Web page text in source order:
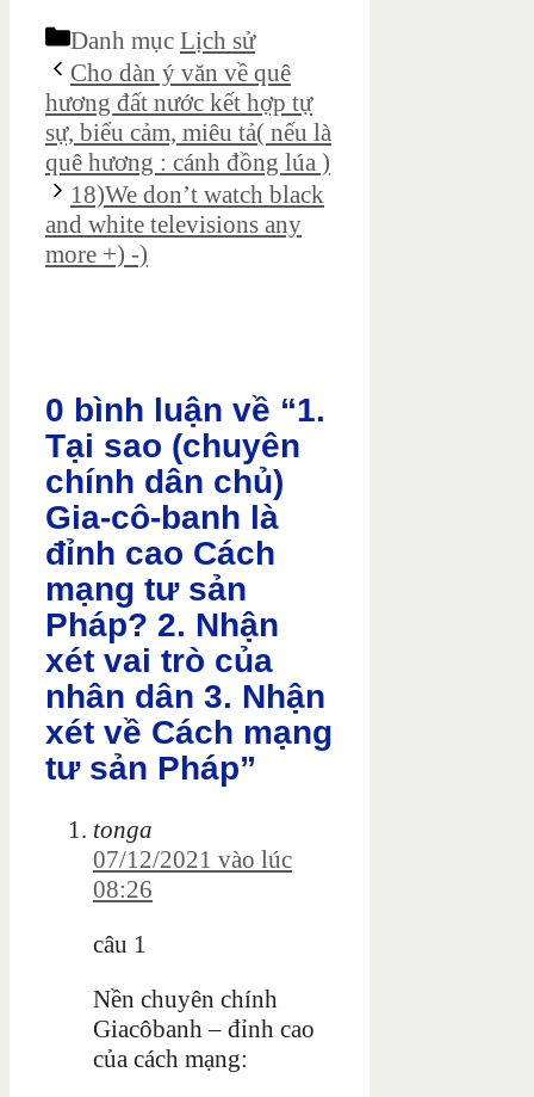
Danh mục Lịch sử
Cho dàn ý văn về quê
hương đất nước kết hợp tự
sự, biểu cảm, miêu tả( nếu là
quê hương : cánh đồng lúa )
18)We don’t watch black
and white televisions any
more +) -)
0 bình luận về “1.
Tại sao (chuyên
chính dân chủ)
Gia-cô-banh là
đỉnh cao Cách
mạng tư sản
Pháp? 2. Nhận
xét vai trò của
nhân dân 3. Nhận
xét về Cách mạng
tư sản Pháp”
tonga
07/12/2021 vào lúc
08:26
câu 1
Nền chuyên chính
Giacôbanh – đỉnh cao
của cách mạng: